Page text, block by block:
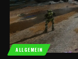
ALLGEMEIN